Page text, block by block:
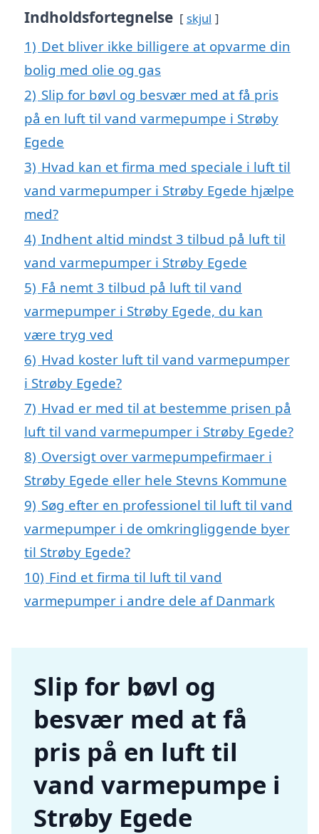
Indholdsfortegnelse skjul
1) Det bliver ikke billigere at opvarme din
bolig med olie og gas
2) Slip for bøvl og besvær med at få pris
på en luft til vand varmepumpe i Strøby
Egede
3) Hvad kan et firma med speciale i luft til
vand varmepumper i Strøby Egede hjælpe
med?
4) Indhent altid mindst 3 tilbud på luft til
vand varmepumper i Strøby Egede
5) Få nemt 3 tilbud på luft til vand
varmepumper i Strøby Egede, du kan
være tryg ved
6) Hvad koster luft til vand varmepumper
i Strøby Egede?
7) Hvad er med til at bestemme prisen på
luft til vand varmepumper i Strøby Egede?
8) Oversigt over varmepumpefirmaer i
Strøby Egede eller hele Stevns Kommune
9) Søg efter en professionel til luft til vand
varmepumper i de omkringliggende byer
til Strøby Egede?
10) Find et firma til luft til vand
varmepumper i andre dele af Danmark
Slip for bøvl og
besvær med at få
pris på en luft til
vand varmepumpe i
Strøby Egede